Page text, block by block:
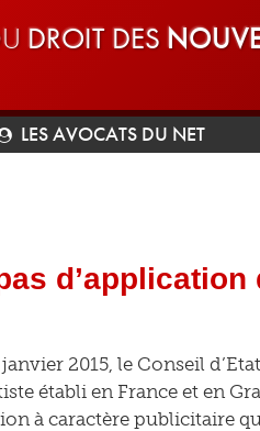
DROIT DES
LES AVOCATS DU NET
2015, le Conseil
établi en France et en
à caractère publicitaire